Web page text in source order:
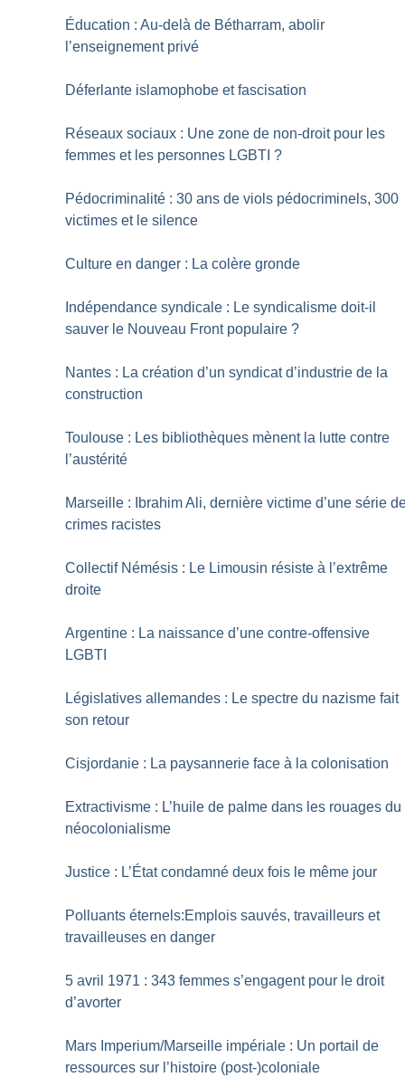
Éducation : Au-delà de Bétharram, abolir
l’enseignement privé
Déferlante islamophobe et fascisation
Réseaux sociaux : Une zone de non-droit pour les
femmes et les personnes LGBTI ?
Pédocriminalité : 30 ans de viols pédocriminels, 300
victimes et le silence
Culture en danger : La colère gronde
Indépendance syndicale : Le syndicalisme doit-il
sauver le Nouveau Front populaire ?
Nantes : La création d’un syndicat ­d’industrie de la
construction
Toulouse : Les bibliothèques mènent la lutte contre
l’austérité
Marseille : Ibrahim Ali, dernière victime d’une série
crimes racistes
Collectif Némésis : Le Limousin résiste à l’extrême
droite
Argentine : La naissance d’une contre-offensive
LGBTI
Législatives allemandes : Le spectre du nazisme fait
son retour
Cisjordanie : La paysannerie face à la colonisation
Extractivisme : L’huile de palme dans les rouages du
néocolonialisme
Justice : L’État condamné deux fois le même jour
Polluants éternels:Emplois sauvés, travailleurs et
travailleuses en danger
5 avril 1971 : 343 femmes s’engagent pour le droit
d’avorter
Mars Imperium/Marseille impériale : Un portail de
ressources sur l’histoire (post-)coloniale